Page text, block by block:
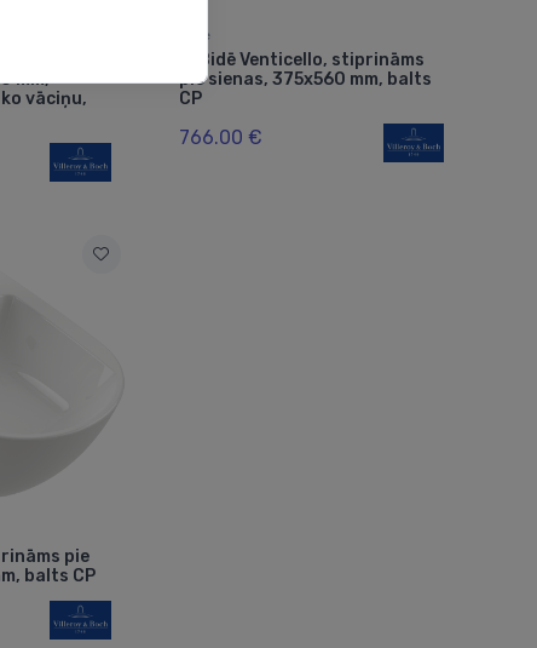
stiprināms
mm, +
vāciņu,
Bidē
Bidē Venticello, stiprināms
pie sienas, 375x560 mm, balts
CP
766.00 €
pie
balts CP